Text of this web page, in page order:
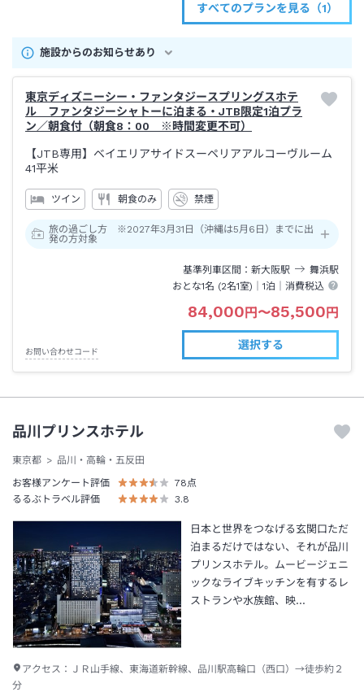
すべてのプランを見る（1）
施設からのお知らせあり
東京ディズニーシー・ファンタジースプリングスホテ
ル ファンタジーシャトーに泊まる・JTB限定1泊プラ
ン／朝食付（朝食8：00 ※時間変更不可）
【JTB専用】ベイエリアサイドスーペリアアルコーヴルーム
41平米
ツイン 朝食のみ 禁煙
旅の過ごし方 ※2027年3月31日（沖縄は5月6日）までに出
発の方対象
基準列車区間 新大阪駅 舞浜駅
おとな1名 (2名1室)｜1泊 ｜消費税込
84,000円〜85,500円
お問い合わせコード
選択する
品川プリンスホテル
東京都
品川・高輪・五反田
お客様アンケート評価
78点
るるぶトラベル評価
3.8
日本と世界をつなげる玄関口ただ
泊まるだけではない、それが品川
プリンスホテル。ムービージェニ
ックなライブキッチンを有するレ
ストランや水族館、映…
アクセス： ＪＲ山手線、東海道新幹線、品川駅高輪口（西口）→徒歩約２
分